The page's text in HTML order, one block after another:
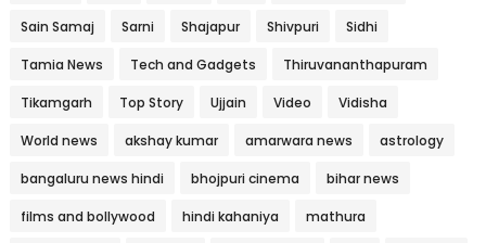
Sain Samaj Sarni Shajapur Shivpuri Sidhi
Tamia News Tech and Gadgets Thiruvananthapuram
Tikamgarh Top Story Ujjain Video Vidisha
World news akshay kumar amarwara news astrology
bangaluru news hindi bhojpuri cinema bihar news
films and bollywood hindi kahaniya mathura